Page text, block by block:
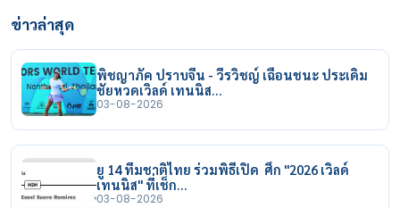
ข่าวล่าสุด
พิชญาภัค ปราบจีน - วีรวิชญ์ เฉือนชนะ ประเดิม
ชัยหวดเวิลด์ เทนนิส…
03-08-2026
ยู 14 ทีมชาติไทย ร่วมพิธีเปิด ศึก "2026 เวิลด์
เทนนิส" ที่เช็ก…
03-08-2026